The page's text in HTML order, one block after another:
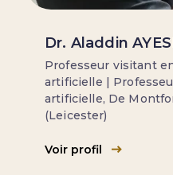
Dr. Aladdin
Professeur visitant
artificielle |
artificielle, De
(Leicester)
Voir profil